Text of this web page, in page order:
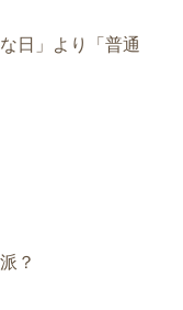
日」より「普通
？